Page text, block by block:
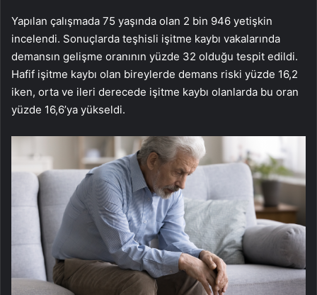
Yapılan çalışmada 75 yaşında olan 2 bin 946 yetişkin
incelendi. Sonuçlarda teşhisli işitme kaybı vakalarında
demansın gelişme oranının yüzde 32 olduğu tespit edildi.
Hafif işitme kaybı olan bireylerde demans riski yüzde 16,2
iken, orta ve ileri derecede işitme kaybı olanlarda bu oran
yüzde 16,6’ya yükseldi.